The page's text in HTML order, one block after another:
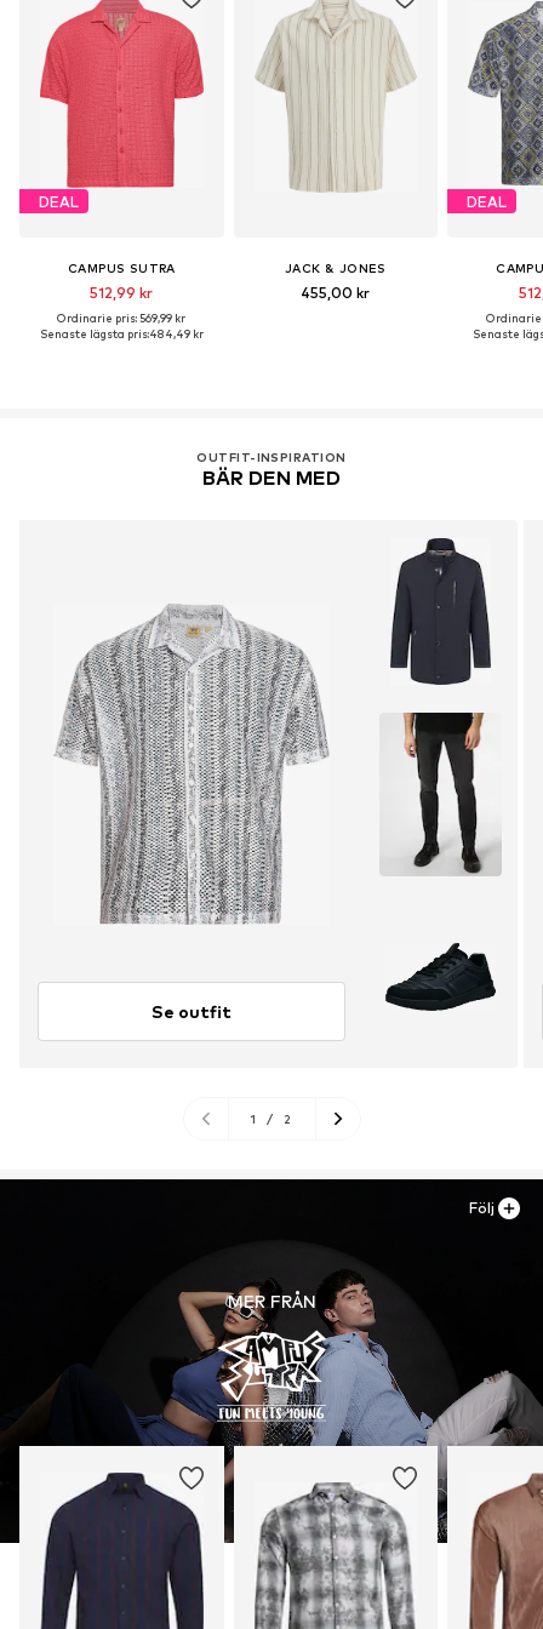
DEAL
CAMPUS SUTRA
512,99 kr
Ordinarie pris: 569,99 kr
Senaste lägsta pris:484,49 kr
JACK & JONES
455,00 kr
DEAL
Ordinarie
Senaste
OUTFIT-INSPIRATION
BÄR DEN MED
Se outfit
1 / 2
MER FRÅN
Följ